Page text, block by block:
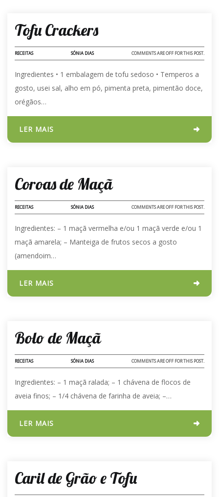
Tofu Crackers
RECEITAS SÓNIA DIAS COMMENTS ARE OFF FOR THIS POST.
Ingredientes •⁠ ⁠1 embalagem de tofu sedoso •⁠ ⁠Temperos a
gosto, usei sal, alho em pó, pimenta preta, pimentão doce,
orégãos…
LER MAIS
Coroas de Maçã
RECEITAS SÓNIA DIAS COMMENTS ARE OFF FOR THIS POST.
Ingredientes: – 1 maçã vermelha e/ou 1 maçã verde e/ou 1
maçã amarela; – ⁠Manteiga de frutos secos a gosto
(amendoim…
LER MAIS
Bolo de Maçã
RECEITAS SÓNIA DIAS COMMENTS ARE OFF FOR THIS POST.
Ingredientes: – 1 maçã ralada; – ⁠1 chávena de flocos de
aveia finos; – ⁠1/4 chávena de farinha de aveia; –…
LER MAIS
Caril de Grão e Tofu